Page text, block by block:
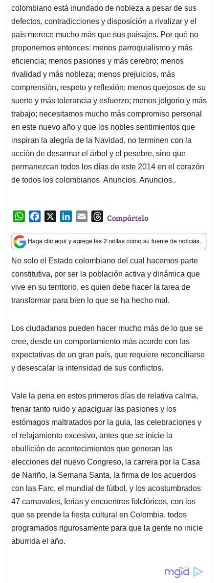
colombiano está inundado de nobleza a pesar de sus
defectos, contradicciones y disposición a rivalizar y el
país merece mucho más que sus paisajes. Por qué no
proponernos entonces: menos parroquialismo y más
eficiencia; menos pasiones y más cerebro; menos
rivalidad y más nobleza; menos prejuicios, más
comprensión, respeto y reflexión; menos quejosos de su
suerte y más tolerancia y esfuerzo; menos jolgorio y más
trabajo; necesitamos mucho más compromiso personal
en este nuevo año y que los nobles sentimientos que
inspiran la alegría de la Navidad, no terminen con la
acción de desarmar el árbol y el pesebre, sino que
permanezcan todos los días de este 2014 en el corazón
de todos los colombianos. Anuncios. Anuncios..
W
a
t
s
A
p
p
c
e
b
o
o
k
n
k
e
d
I
n
a
i
l
T
r
e
a
d
s
Compártelo
No solo el Estado colombiano del cual hacemos parte
constitutiva, por ser la población activa y dinámica que
vive en su territorio, es quien debe hacer la tarea de
transformar para bien lo que se ha hecho mal.
Los ciudadanos pueden hacer mucho más de lo que se
cree, desde un comportamiento más acorde con las
expectativas de un gran país, que requiere reconciliarse
y desescalar la intensidad de sus conflictos.
Vale la pena en estos primeros días de relativa calma,
frenar tanto ruido y apaciguar las pasiones y los
estómagos maltratados por la gula, las celebraciones y
el relajamiento excesivo, antes que se inicie la
ebullición de acontecimientos que generan las
elecciones del nuevo Congreso, la carrera por la Casa
de Nariño, la Semana Santa, la firma de los acuerdos
con las Farc, el mundial de fútbol, y los acostumbrados
47 carnavales, ferias y encuentros folclóricos, con los
que se prende la fiesta cultural en Colombia, todos
programados rigurosamente para que la gente no inicie
aburrida el año.